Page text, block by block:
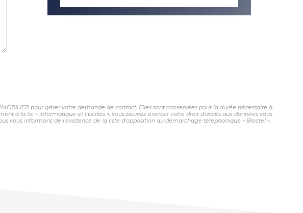
pour gérer votre demande de contact. Elles sont conservées pour la durée nécessaire à
à la loi « informatique et libertés », vous pouvez exercer votre droit d'accès aux données vous
vous informons de l'existence de la liste d'opposition au démarchage téléphonique « Bloctel »,